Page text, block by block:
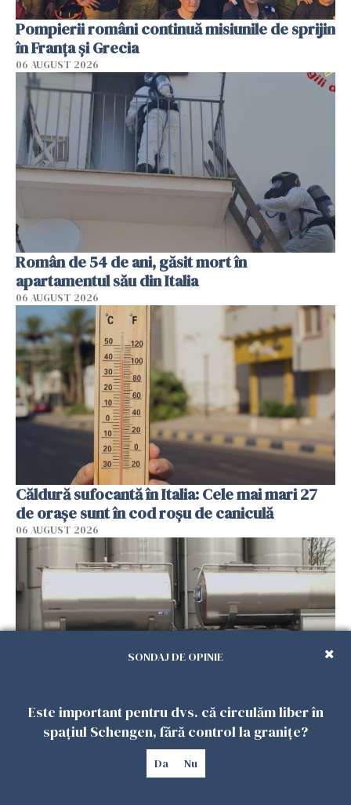
Pompierii români continuă misiunile de sprijin
în Franţa şi Grecia
06 AUGUST 2026
Român de 54 de ani, găsit mort în
apartamentul său din Italia
06 AUGUST 2026
Căldură sufocantă în Italia: Cele mai mari 27
de orașe sunt în cod roșu de caniculă
06 AUGUST 2026
Seceta lovește Germania: în mai multe
localități apa potabilă este adusă cu cisterna
de lapte. Autoritățile impun restricții de
SONDAJ DE OPINIE
Este important pentru dvs. că circulăm liber în
spațiul Schengen, fără control la granițe?
Da Nu